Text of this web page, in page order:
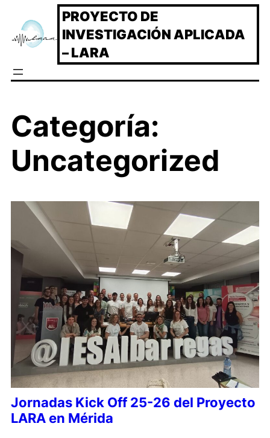
contenido
PROYECTO DE
INVESTIGACIÓN APLICADA
– LARA
Categoría:
Uncategorized
Jornadas Kick Off 25-26 del Proyecto
LARA en Mérida